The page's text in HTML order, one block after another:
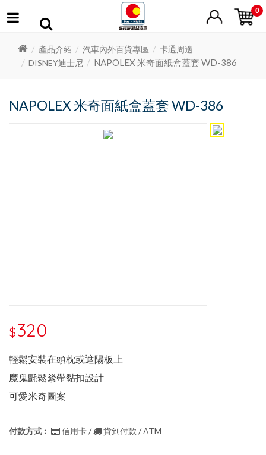
0
產品介紹 汽車內外百貨專區
卡通周邊
DISNEY迪士尼
NAPOLEX 米奇面紙盒蓋套 WD-386
NAPOLEX 米奇面紙盒蓋套 WD-386
$320
輕鬆安裝在頭枕或遮陽板上
魔鬼氈鬆緊帶黏扣設計
可愛米奇圖案
付款方式 : 信用卡 / 貨到付款 / ATM